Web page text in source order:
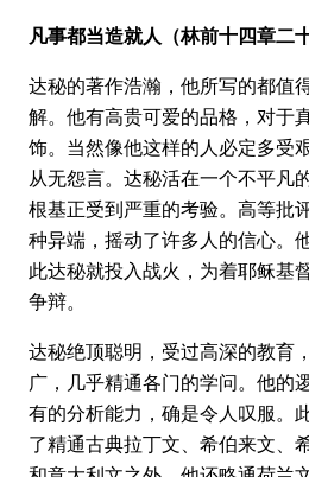
凡事都当造就人（林前十四章二
达秘的著作浩瀚，他所写的都值
解。他有高贵可爱的品格，对于
饰。当然像他这样的人必定多受
从无怨言。达秘活在一个不平凡
根基正受到严重的考验。高等批
种异端，摇动了许多人的信心。
此达秘就投入战火，为着耶稣基
争辩。
达秘绝顶聪明，受过高深的教育
广，几乎精通各门的学问。他的
有的分析能力，确是令人叹服。
了精通古典拉丁文、希伯来文、